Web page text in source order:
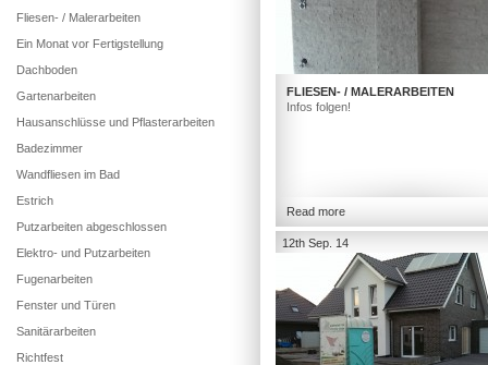
FLIESEN- / MALERARBEITEN
Infos folgen!
Read more
12th Sep. 14
Fliesen- / Malerarbeiten
Ein Monat vor Fertigstellung
Dachboden
Gartenarbeiten
Hausanschlüsse und Pflasterarbeiten
Badezimmer
Wandfliesen im Bad
Estrich
Putzarbeiten abgeschlossen
Elektro- und Putzarbeiten
Fugenarbeiten
Fenster und Türen
Sanitärarbeiten
Richtfest